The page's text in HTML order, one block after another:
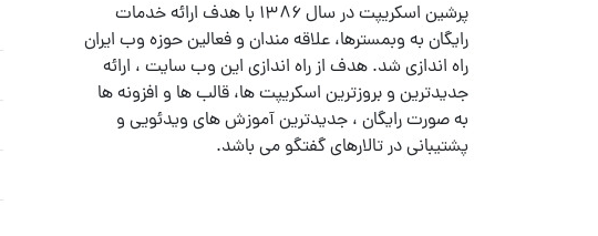
پرشین اسکریپت در سال ۱۳۸۶ با هدف ارائه خدمات
رایگان به وبمسترها، علاقه مندان و فعالین حوزه وب ایران
راه اندازی شد. هدف از راه اندازی این وب سایت ، ارائه
جدیدترین و بروزترین اسکریپت ها، قالب ها و افزونه ها
به صورت رایگان ، جدیدترین آموزش های ویدئویی و
پشتیبانی در تالارهای گفتگو می باشد.